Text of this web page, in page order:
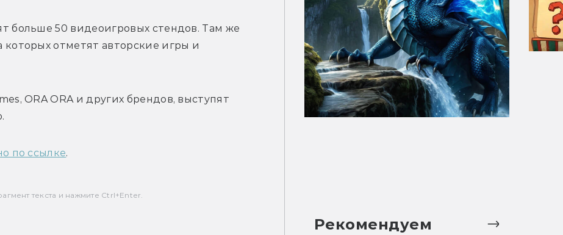
больше 50 видеоигровых стендов. Там же
отметят авторские игры и
ORA ORA и других брендов, выступят
по ссылке.
текста и нажмите Ctrl+Enter.
Рекомендуем